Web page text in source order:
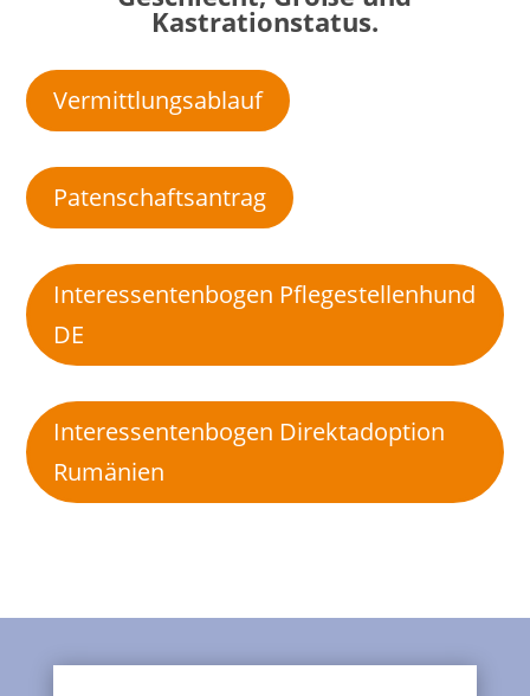
Kastrationstatus.
Vermittlungsablauf
Patenschaftsantrag
Interessentenbogen Pflegestellenhund
DE
Interessentenbogen Direktadoption
Rumänien